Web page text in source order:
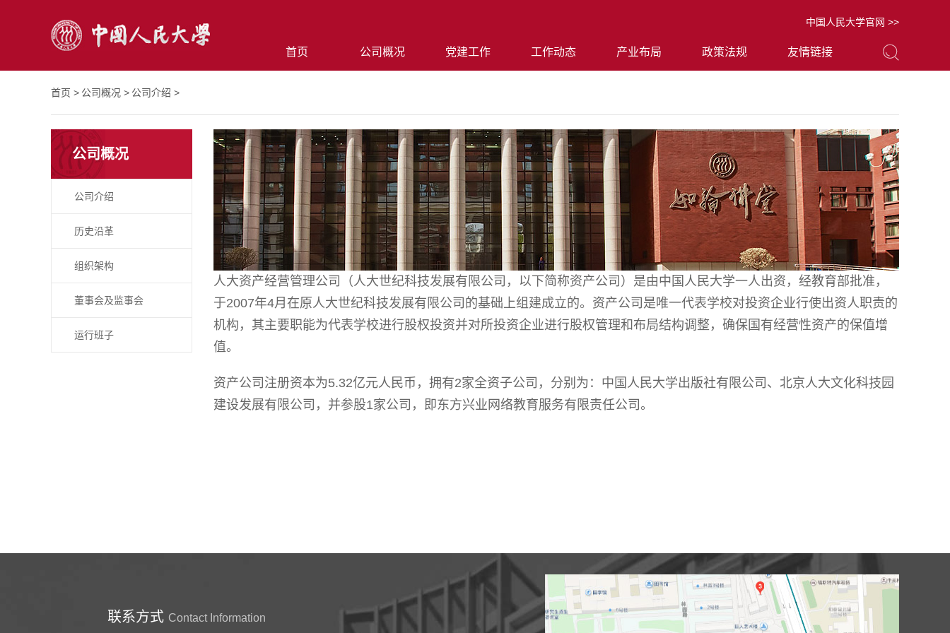
中国人民大学官网 >>
首页 公司概况 党建工作 工作动态 产业布局 政策法规 友情链接
首页 > 公司概况 > 公司介绍 >
公司概况
公司介绍
历史沿革
组织架构
董事会及监事会
运行班子
人大资产经营管理公司（人大世纪科技发展有限公司，以下简称资产公司）是由中国人民大学一人出资，经教育部批准，
于2007年4月在原人大世纪科技发展有限公司的基础上组建成立的。资产公司是唯一代表学校对投资企业行使出资人职责的
机构，其主要职能为代表学校进行股权投资并对所投资企业进行股权管理和布局结构调整，确保国有经营性资产的保值增
值。
资产公司注册资本为5.32亿元人民币，拥有2家全资子公司，分别为：中国人民大学出版社有限公司、北京人大文化科技园
建设发展有限公司，并参股1家公司，即东方兴业网络教育服务有限责任公司。
联系方式 Contact Information